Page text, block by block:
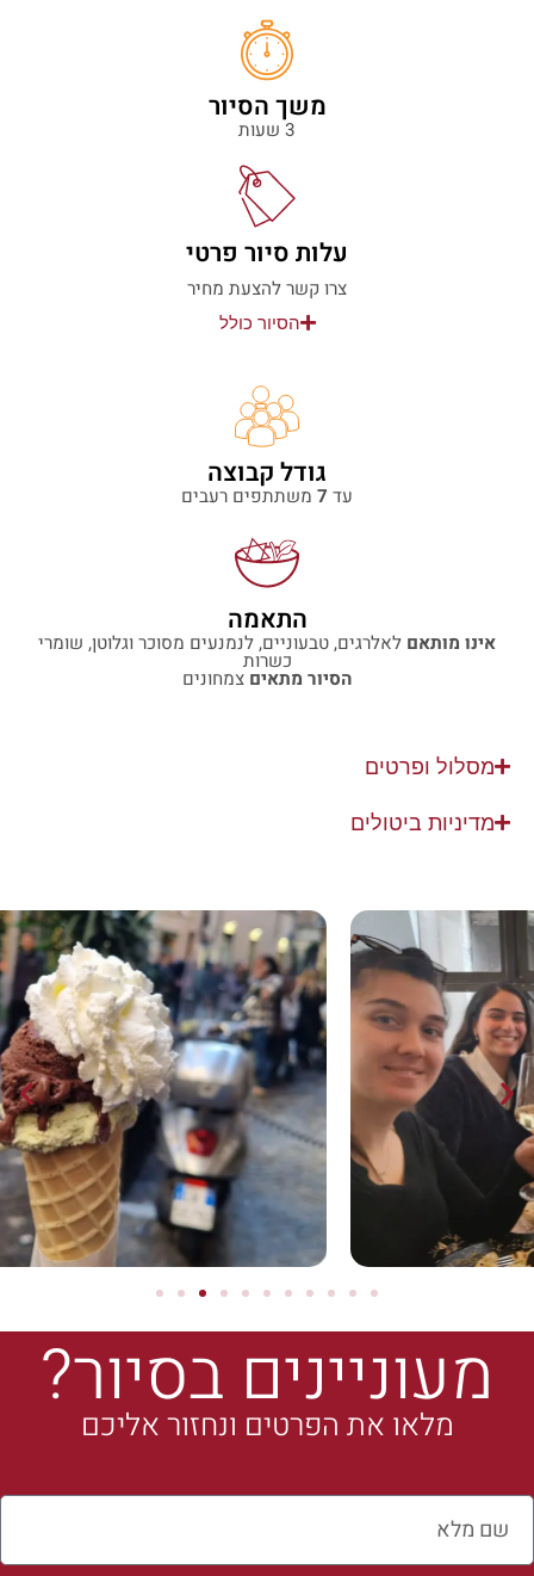
משך הסיור
3 שעות
עלות סיור פרטי
צרו קשר להצעת מחיר
הסיור כולל
גודל קבוצה
עד 7 משתתפים רעבים
התאמה
אינו מותאם לאלרגים, טבעוניים, לנמנעים מסוכר וגלוטן, שומרי
כשרות
הסיור מתאים צמחונים
מסלול ופרטים
מדיניות ביטולים
מעוניינים בסיור?
מלאו את הפרטים ונחזור אליכם